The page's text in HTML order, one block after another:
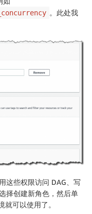
。此处我
这些权限访问 DAG、写
择创建新角色 ，然后单
可以使用了。